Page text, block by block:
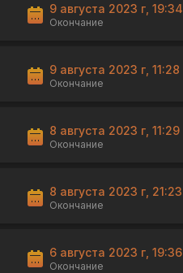
9 августа 2023 г, 19:34
Окончание
9 августа 2023 г, 11:28
Окончание
8 августа 2023 г, 11:29
Окончание
8 августа 2023 г, 21:23
Окончание
6 августа 2023 г, 19:36
Окончание